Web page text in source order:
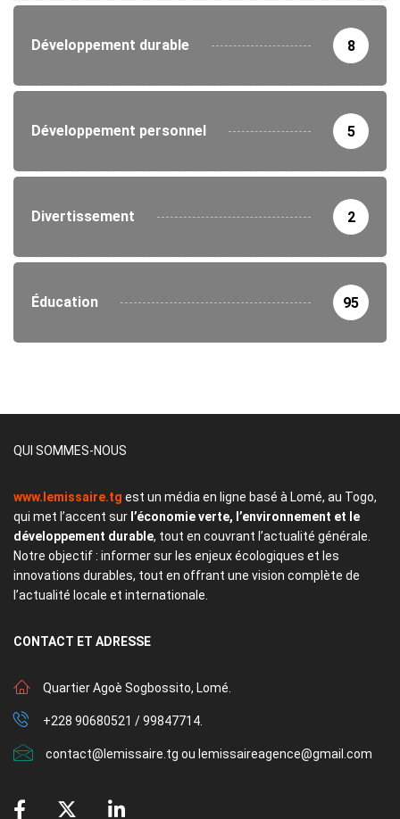
Développement durable 8
Développement personnel 5
Divertissement 2
Éducation 95
QUI SOMMES-NOUS
www.lemissaire.tg est un média en ligne basé à Lomé, au Togo,
qui met l’accent sur l’économie verte, l’environnement et le
développement durable, tout en couvrant l’actualité générale.
Notre objectif : informer sur les enjeux écologiques et les
innovations durables, tout en offrant une vision complète de
l’actualité locale et internationale.
CONTACT ET ADRESSE
Quartier Agoè Sogbossito, Lomé.
+228 90680521 / 99847714.
contact@lemissaire.tg ou lemissaireagence@gmail.com